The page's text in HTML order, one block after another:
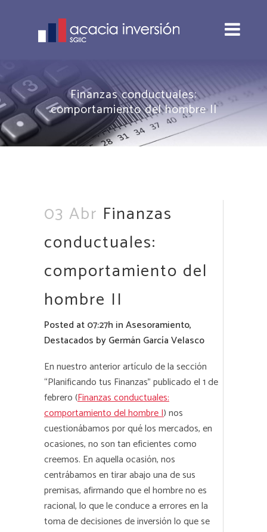
Finanzas conductuales:
comportamiento del hombre II
03 Abr Finanzas
conductuales:
comportamiento del
hombre II
Posted at 07:27h inAsesoramiento,
Destacados byGermán García Velasco
En nuestro anterior artículo de la sección
“Planificando tus Finanzas” publicado el 1 de
febrero (Finanzas conductuales:
comportamiento del hombre I) nos
cuestionábamos por qué los mercados, en
ocasiones, no son tan eficientes como
creemos. En aquella ocasión, nos
centrábamos en tirar abajo una de sus
premisas, afirmando que el hombre no es
racional, lo que le conduce a errores en la
toma de decisiones de inversión lo que se